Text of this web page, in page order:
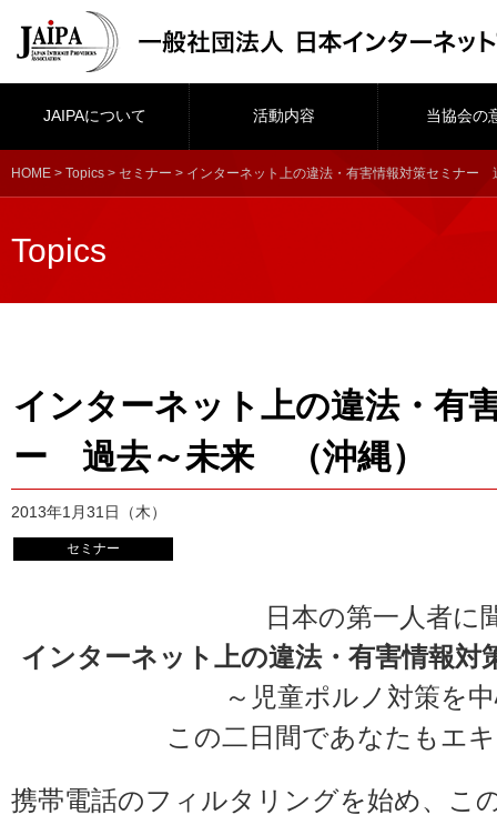
JAIPAについて 活動内容 当協会の
HOME > Topics > セミナー > インターネット上の違法・有害情報対策セミナ
Topics
インターネット上の違法・有
ー 過去～未来 （沖縄）
2013年1月31日（木）
セミナー
日本の第一人者に
インターネット上の違法・有害情報
～児童ポルノ対策を
この二日間であなたもエ
携帯電話のフィルタリングを始め、こ